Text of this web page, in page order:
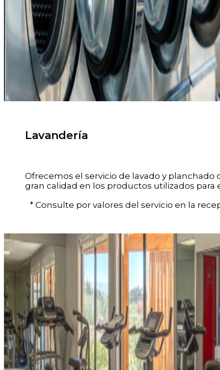
Lavandería
Ofrecemos el servicio de lavado y
gran calidad en los productos utilizados para
* Consulte por valores del servicio en la